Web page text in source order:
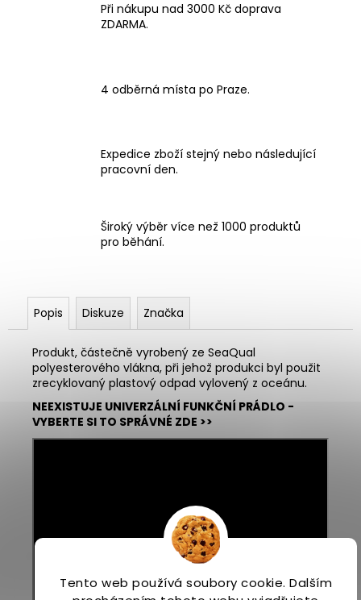
Tento web používá soubory cookie. Dalším
Při nákupu nad 3000 Kč doprava
ZDARMA.
4 odběrná místa po Praze.
Expedice zboží stejný nebo následující
pracovní den.
Široký výběr více než 1000 produktů
pro běhání.
Popis Diskuze Značka
Produkt, částečně vyrobený ze SeaQual
polyesterového vlákna, při jehož produkci byl použit
zrecyklovaný plastový odpad vylovený z oceánu.
NEEXISTUJE UNIVERZÁLNÍ FUNKČNÍ PRÁDLO -
VYBERTE SI TO SPRÁVNÉ ZDE >>